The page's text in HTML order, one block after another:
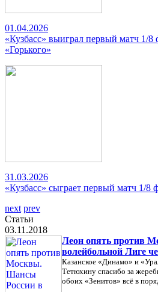
01.04.2026
«Кузбасс» выиграл первый матч 1/
«Горького»
31.03.2026
«Кузбасс» сыграет первый матч 1/8
next prev
Статьи
03.11.2018
Леон опять против
волейбольной Лиге
Казанское «Динамо» и
Тетюхину спасибо за
обоих «Зенитов» всё в